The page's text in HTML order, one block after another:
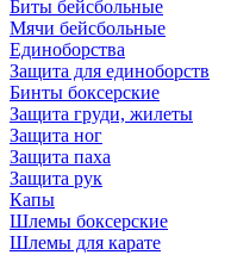
Биты бейсбольные
Мячи бейсбольные
Единоборства
Защита для единоборств
Бинты боксерские
Защита груди, жилеты
Защита ног
Защита паха
Защита рук
Капы
Шлемы боксерские
Шлемы для карате